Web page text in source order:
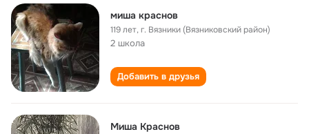
миша краснов
119 лет,г. Вязники (Вязниковский район)
2 школа
Добавить в друзья
Миша Краснов